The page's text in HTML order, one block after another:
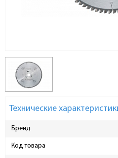
Технические
Бренд
Код товара